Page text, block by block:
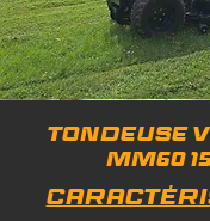
TONDEUSE
MM60